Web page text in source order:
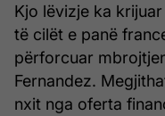
Kjo lëvizje ka
të cilët e panë
përforcuar
Fernandez.
nxit nga oferta